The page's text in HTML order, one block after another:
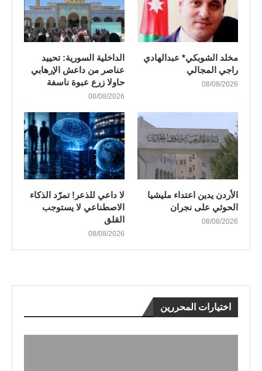
مخلد الشوبكي* عبدالهادي
راجي المجالي
08/08/2026
الداخلية السورية: تحييد
عناصر من داعش الإرهابي
حاولا زرع عبوة ناسفة
08/08/2026
الأردن يدين اعتداء مليشيا
الحوثي على نجران
08/08/2026
لا داعي للذعر! تمرّد الذكاء
الاصطناعي لا يستوجب
القلق
08/08/2026
اختيارات المحررين